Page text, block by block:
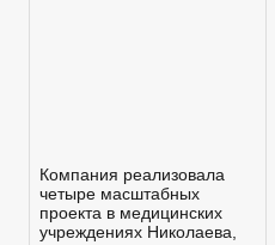
Компания реализовала
четыре масштабных
проекта в медицинских
учреждениях Николаева,